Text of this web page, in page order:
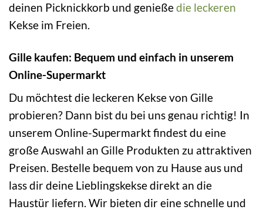
deinen Picknickkorb und genießedie leckeren
Kekse im Freien.
Gille kaufen: Bequem und einfach in unserem
Online-Supermarkt
Du möchtest die leckeren Kekse von Gille
probieren? Dann bist du bei uns genau richtig! In
unserem Online-Supermarkt findest du eine
große Auswahl an Gille Produkten zu attraktiven
Preisen. Bestelle bequem von zu Hause aus und
lass dir deine Lieblingskekse direkt an die
Haustür liefern. Wir bieten dir eine schnelle und